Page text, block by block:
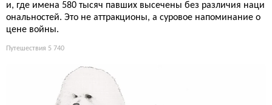
и, где имена 580 тысяч павших высечены без различия наци
ональностей. Это не аттракционы, а суровое напоминание о
цене войны.
Путешествия 5 740